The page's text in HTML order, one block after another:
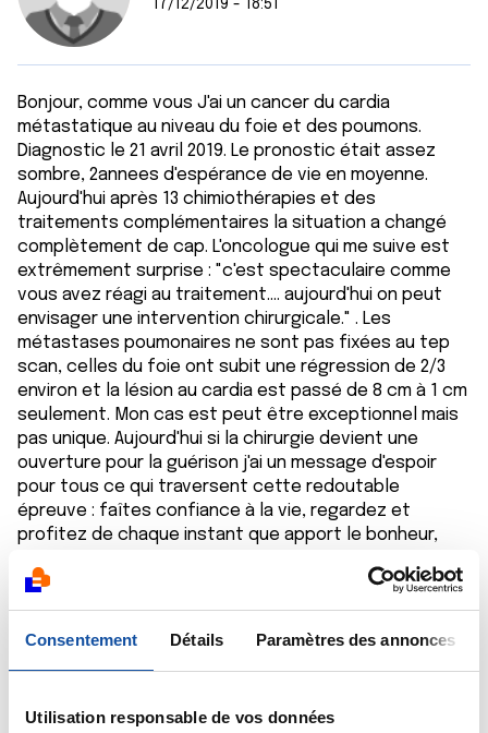
Consentement Détails Paramètres des annonces
Utilisation responsable de vos données
17/12/2019 - 18:51
Bonjour, comme vous J'ai un cancer du cardia
métastatique au niveau du foie et des poumons.
Diagnostic le 21 avril 2019. Le pronostic était assez
sombre, 2annees d'espérance de vie en moyenne.
Aujourd'hui après 13 chimiothérapies et des
traitements complémentaires la situation a changé
complètement de cap. L'oncologue qui me suive est
extrêmement surprise : "c'est spectaculaire comme
vous avez réagi au traitement.... aujourd'hui on peut
envisager une intervention chirurgicale." . Les
métastases poumonaires ne sont pas fixées au tep
scan, celles du foie ont subit une régression de 2/3
environ et la lésion au cardia est passé de 8 cm à 1 cm
seulement. Mon cas est peut être exceptionnel mais
pas unique. Aujourd'hui si la chirurgie devient une
ouverture pour la guérison j'ai un message d'espoir
pour tous ce qui traversent cette redoutable
épreuve : faîtes confiance à la vie, regardez et
profitez de chaque instant que apport le bonheur,
des bonnes personnes, écoutez votre corps et
faites vous plaisir. Rien est figé et pour ça il faut
toujours avoir le contrôle de soi et jamais baisser les
oncologue et établissez avec lui un contact de